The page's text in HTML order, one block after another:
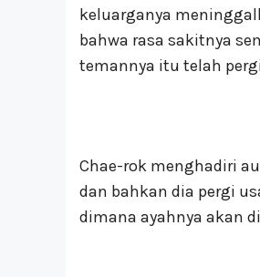
keluarganya
bahwa rasa sakitnya
temannya itu telah
Chae-rok menghadiri
dan bahkan dia pergi
dimana ayahnya akan